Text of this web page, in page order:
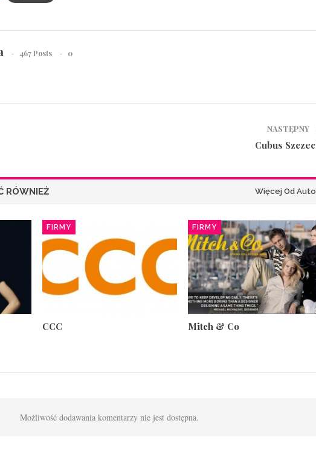
467 Posts
0
NASTĘPNY
Cubus
RÓWNIEŻ Więcej Od
FIRMY
CCC
FIRMY
Mitch & Co
Możliwość dodawania komentarzy nie jest dostępna.